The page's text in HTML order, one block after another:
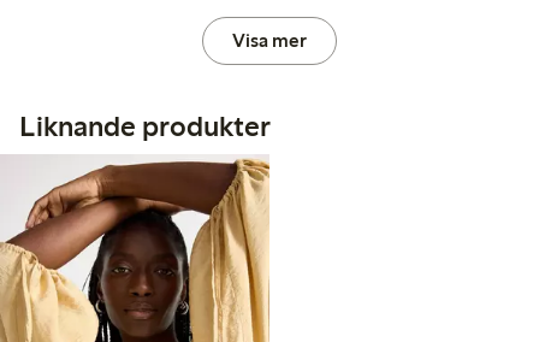
Visa mer
Liknande produkter